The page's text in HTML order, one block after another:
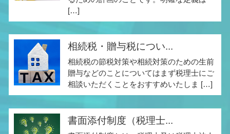
[…]
相続税・贈与税につい...
相続税の節税対策や相続対策のための生前
贈与などのことについてはまず税理士にご
相談いただくことをおすすめいたしま […]
書面添付制度（税理士...